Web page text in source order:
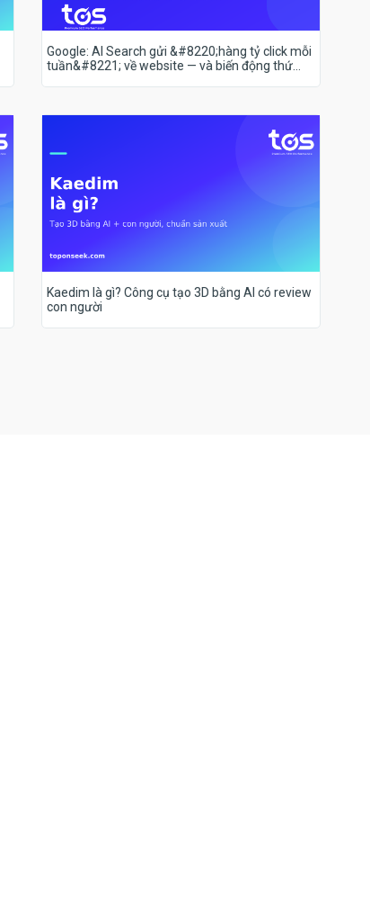
Google: AI Search gửi &#8220;hàng tỷ click mỗi
tuần&#8221; về website — và biến động thứ
Kaedim là gì? Công cụ tạo 3D bằng AI có review
con người